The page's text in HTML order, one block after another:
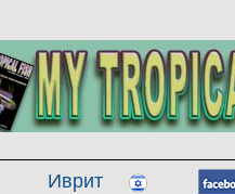
Иврит